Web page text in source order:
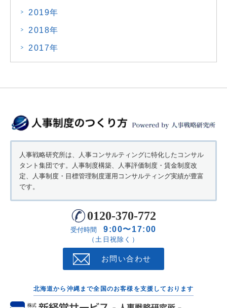
2019年
2018年
2017年
人事戦略研究所は、人事コンサルティングに特化したコンサル
タント集団です。人事制度構築、人事評価制度・賃金制度改
定、人事制度・目標管理制度運用コンサルティング実績が豊富
です。
0120-370-772
受付時間 9:00〜17:00
（土日祝除く）
お問い合わせ
北海道から沖縄まで全国のお客様を支援しております